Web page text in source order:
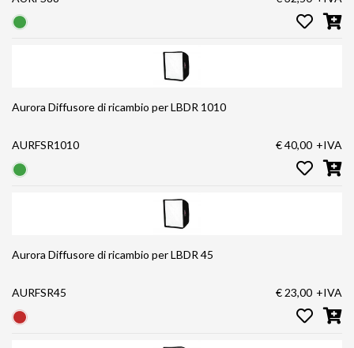
Aurora Diffusore di ricambio per LBDR 1010
AURFSR1010 € 40,00 +IVA
Aurora Diffusore di ricambio per LBDR 45
AURFSR45 € 23,00 +IVA